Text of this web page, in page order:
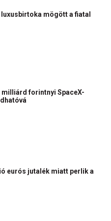
mögött a fiatal
milliárd forintnyi SpaceX-
eurós jutalék miatt perlik a